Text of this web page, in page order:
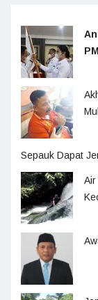
Sepauk Dapat
Air